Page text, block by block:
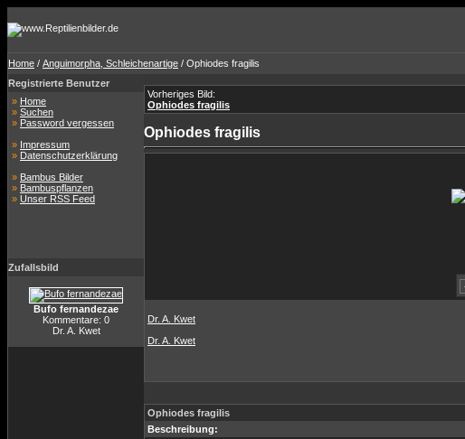
Home / Anguimorpha, Schleichenartige / Ophiodes fragilis
Registrierte Benutzer
» Home
» Suchen
» Password vergessen
» Impressum
» Datenschutzerklärung
» Bambus Bilder
» Bambuspflanzen
» Unser RSS Feed
Zufallsbild
Bufo fernandezae
Kommentare: 0
Dr. A. Kwet
Vorheriges Bild:
Ophiodes fragilis
Ophiodes fragilis
Dr. A. Kwet
Dr. A. Kwet
Ophiodes fragilis
Beschreibung: